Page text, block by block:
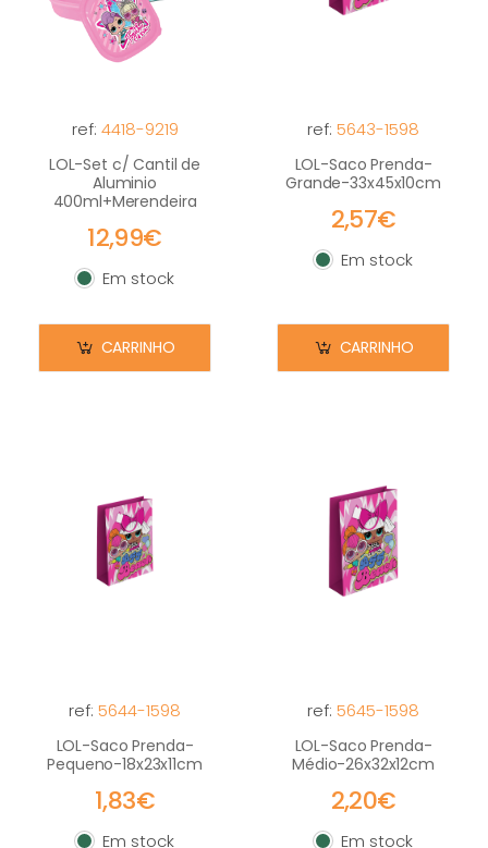
ref: 4418-9219
LOL-Set c/ Cantil de
Aluminio
400ml+Merendeira
12,99€
Em stock
Em stock
CARRINHO
ref: 5643-1598
LOL-Saco Prenda-
Grande-33x45x10cm
2,57€
Em stock
Em stock
CARRINHO
ref: 5644-1598
LOL-Saco Prenda-
Pequeno-18x23x11cm
1,83€
Em stock
ref: 5645-1598
LOL-Saco Prenda-
Médio-26x32x12cm
2,20€
Em stock